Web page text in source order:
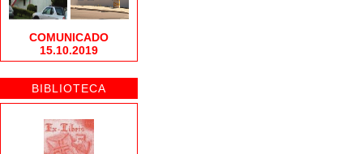
COMUNICADO
15.10.2019
BIBLIOTECA